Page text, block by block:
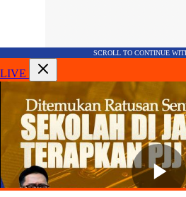
SCROLL TO CONTINUE
LIVE